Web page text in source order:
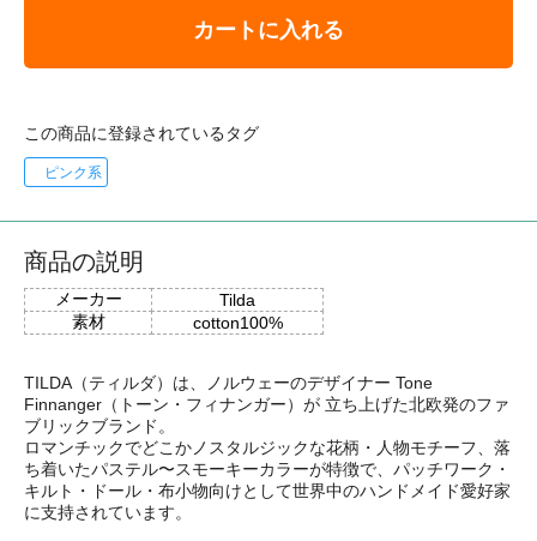
カートに入れる
この商品に登録されているタグ
ピンク系
商品の説明
メーカー
Tilda
素材
cotton100%
TILDA（ティルダ）は、ノルウェーのデザイナー Tone
Finnanger（トーン・フィナンガー）が 立ち上げた北欧発のファ
ブリックブランド。
ロマンチックでどこかノスタルジックな花柄・人物モチーフ、落
ち着いたパステル〜スモーキーカラーが特徴で、パッチワーク・
キルト・ドール・布小物向けとして世界中のハンドメイド愛好家
に支持されています。